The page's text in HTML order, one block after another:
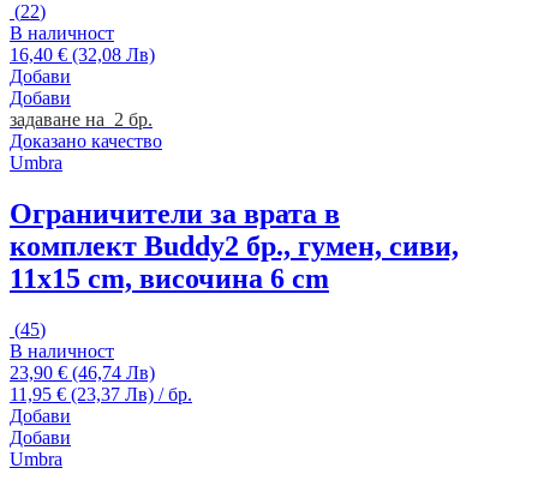
(22)
В наличност
16,40 € (32,08 Лв)
Добави
Добави
задаване на 2 бр.
Доказано качество
Umbra
Ограничители за врата в
комплект Buddy2 бр., гумен, сиви,
11x15 cm, височина 6 cm
(45)
В наличност
23,90 € (46,74 Лв)
11,95 € (23,37 Лв) / бр.
Добави
Добави
Umbra